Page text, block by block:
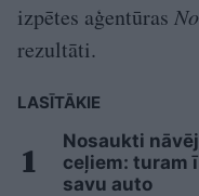
izpētes aģentūras
rezultāti.
LASĪTĀKIE
Nosaukti
ceļiem: turam
savu auto